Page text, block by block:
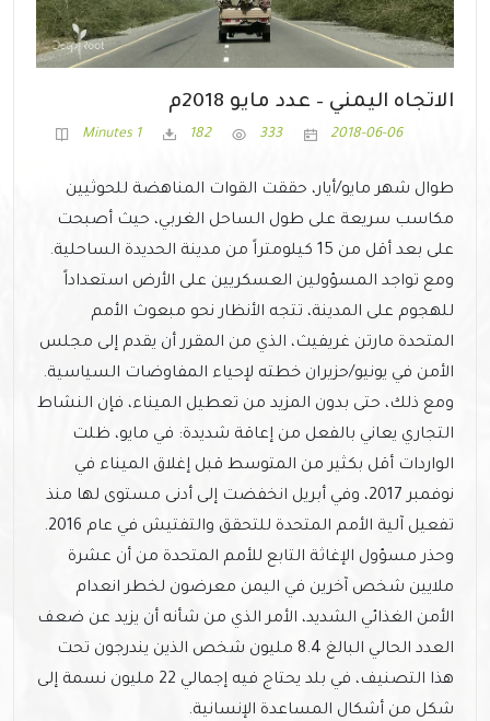
الاتجاه اليمني – عدد مايو 2018م
2018-06-06
333
182
1 Minutes
طوال شهر مايو/أيار، حققت القوات المناهضة للحوثيين
مكاسب سريعة على طول الساحل الغربي، حيث أصبحت
على بعد أقل من 15 كيلومتراً من مدينة الحديدة الساحلية.
ومع تواجد المسؤولين العسكريين على الأرض استعداداً
للهجوم على المدينة، تتجه الأنظار نحو مبعوث الأمم
المتحدة مارتن غريفيث، الذي من المقرر أن يقدم إلى مجلس
الأمن في يونيو/حزيران خطته لإحياء المفاوضات السياسية.
ومع ذلك، حتى بدون المزيد من تعطيل الميناء، فإن النشاط
التجاري يعاني بالفعل من إعاقة شديدة: في مايو، ظلت
الواردات أقل بكثير من المتوسط قبل إغلاق الميناء في
نوفمبر 2017، وفي أبريل انخفضت إلى أدنى مستوى لها منذ
تفعيل آلية الأمم المتحدة للتحقق والتفتيش في عام 2016.
وحذر مسؤول الإغاثة التابع للأمم المتحدة من أن عشرة
ملايين شخص آخرين في اليمن معرضون لخطر انعدام
الأمن الغذائي الشديد، الأمر الذي من شأنه أن يزيد عن ضعف
العدد الحالي البالغ 8.4 مليون شخص الذين يندرجون تحت
هذا التصنيف، في بلد يحتاج فيه إجمالي 22 مليون نسمة إلى
شكل من أشكال المساعدة الإنسانية.